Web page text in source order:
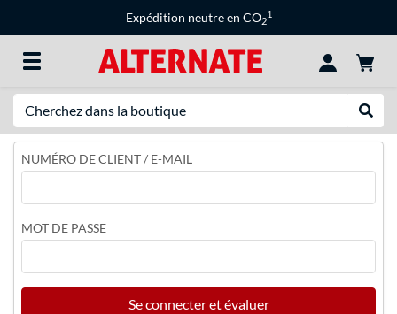
Expédition neutre en CO2
1
NUMÉRO DE CLIENT / E-MAIL
MOT DE PASSE
Se connecter et évaluer